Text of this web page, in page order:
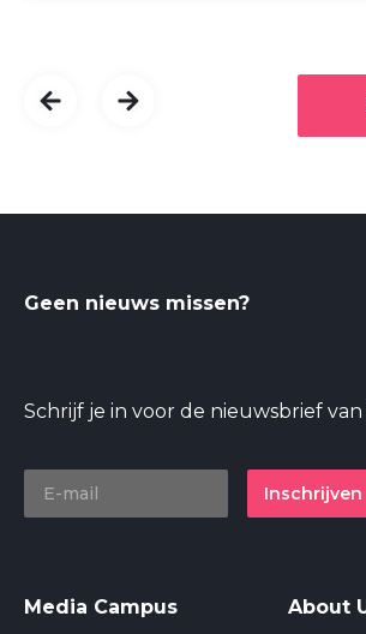
Geen nieuws missen?
Schrijf je in voor de nieuwsbrief
Inschrijven
Media Campus About